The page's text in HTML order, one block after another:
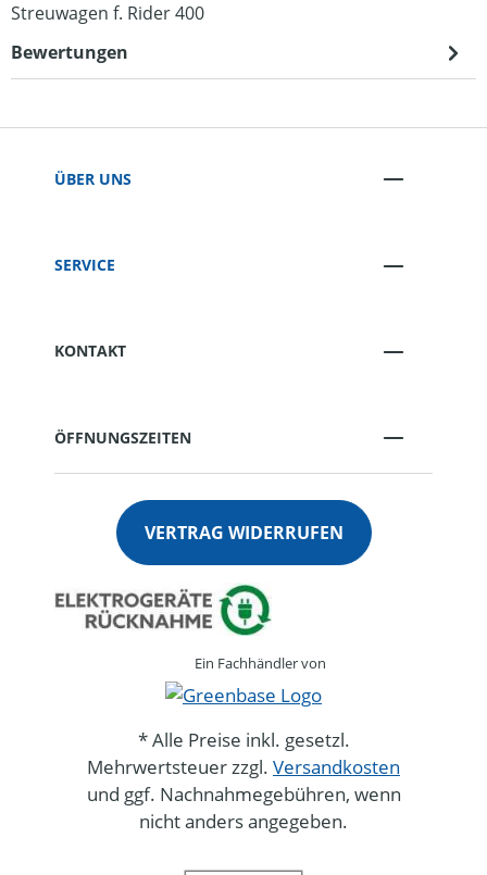
Streuwagen f. Rider 400
Bewertungen
ÜBER UNS
SERVICE
KONTAKT
ÖFFNUNGSZEITEN
VERTRAG WIDERRUFEN
Ein Fachhändler von
* Alle Preise inkl. gesetzl.
Mehrwertsteuer zzgl. Versandkosten
und ggf. Nachnahmegebühren, wenn
nicht anders angegeben.